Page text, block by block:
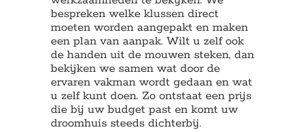
bespreken welke klussen direct
moeten worden aangepakt en maken
een plan van aanpak. Wilt u zelf ook
de handen uit de mouwen steken, dan
bekijken we samen wat door de
ervaren vakman wordt gedaan en wat
u zelf kunt doen. Zo ontstaat een prijs
die bij uw budget past en komt uw
droomhuis steeds dichterbij.